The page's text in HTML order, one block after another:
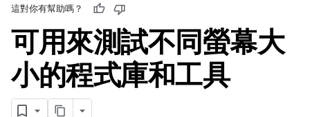
這對你有幫助嗎？
可用來測試不同螢幕大
小的程式庫和工具